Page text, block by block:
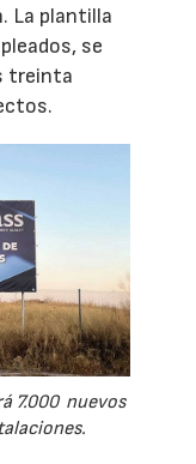
La plantilla
se
treinta
7.000 nuevos